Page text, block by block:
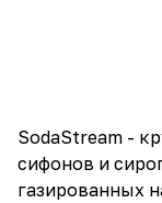
SodaStream -
сифонов и
газированных